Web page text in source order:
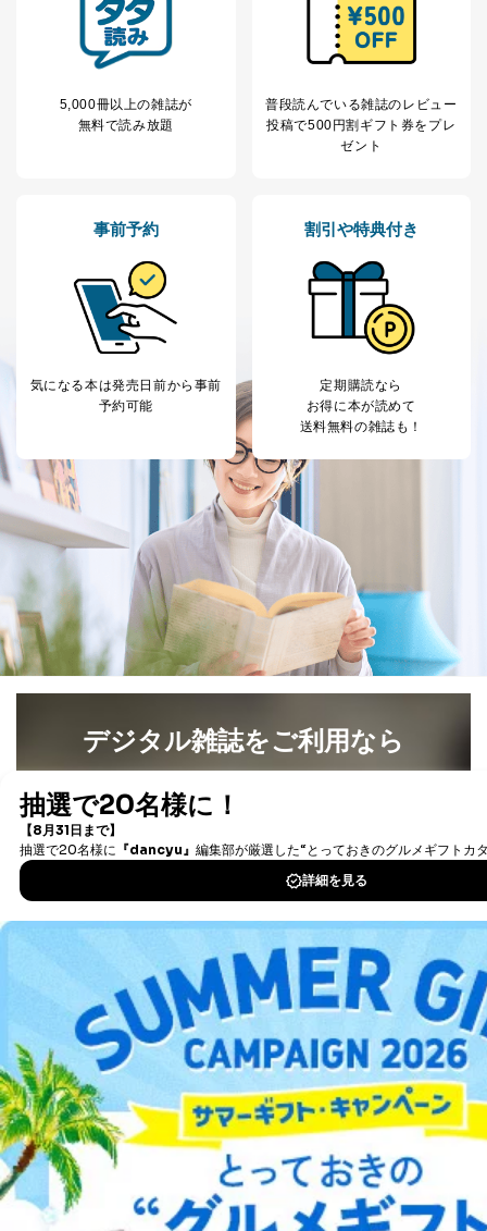
5,000冊以上の雑誌が
無料で読み放題
普段読んでいる雑誌のレビュー
投稿で500円割ギフト券をプレ
ゼント
事前予約
気になる本は発売日前から事前
予約可能
割引や特典付き
定期購読なら
お得に本が読めて
送料無料の雑誌も！
デジタル雑誌をご利用なら
書籍）が無料で読み放題！
DOWNLOAD FOR IOS
DOWNLOAD FOR ANDROID
ご利用方法はこちら
総合案内
アフィリエイト 採用情報
プレスリリース お問い合わせ